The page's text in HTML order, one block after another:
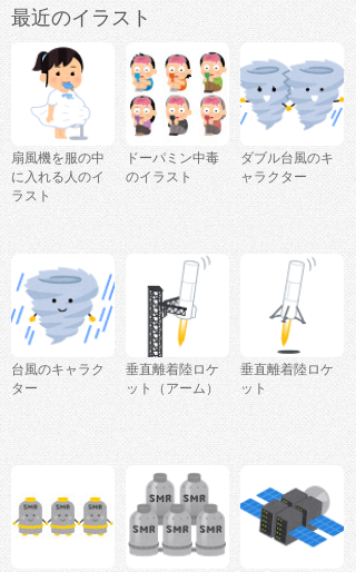
最近のイラスト
扇風機を服の中
に入れる人のイ
ラスト
ドーパミン中毒
のイラスト
ダブル台風のキ
ャラクター
台風のキャラク
ター
垂直離着陸ロケ
ット（アーム）
垂直離着陸ロケ
ット